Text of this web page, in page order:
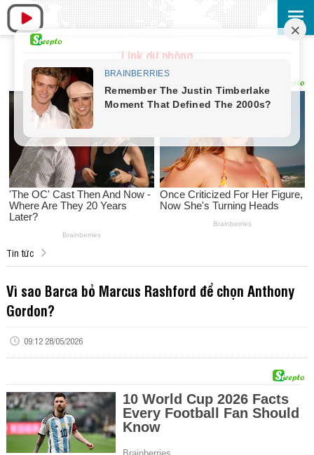
Link dự phòng
Tin tức
Vì sao Barca bỏ Marcus Rashford để chọn Anthony
Gordon?
09:12 28/05/2026